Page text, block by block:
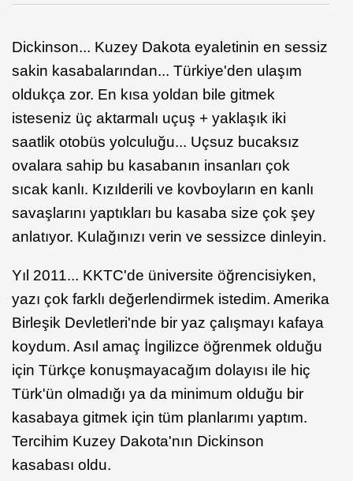
Dickinson... Kuzey Dakota eyaletinin en sessiz
sakin kasabalarından... Türkiye'den ulaşım
oldukça zor. En kısa yoldan bile gitmek
isteseniz üç aktarmalı uçuş + yaklaşık iki
saatlik otobüs yolculuğu... Uçsuz bucaksız
ovalara sahip bu kasabanın insanları çok
sıcak kanlı. Kızılderili ve kovboyların en kanlı
savaşlarını yaptıkları bu kasaba size çok şey
anlatıyor. Kulağınızı verin ve sessizce dinleyin.
Yıl 2011... KKTC'de üniversite öğrencisiyken,
yazı çok farklı değerlendirmek istedim. Amerika
Birleşik Devletleri'nde bir yaz çalışmayı kafaya
koydum. Asıl amaç İngilizce öğrenmek olduğu
için Türkçe konuşmayacağım dolayısı ile hiç
Türk'ün olmadığı ya da minimum olduğu bir
kasabaya gitmek için tüm planlarımı yaptım.
Tercihim Kuzey Dakota'nın Dickinson
kasabası oldu.